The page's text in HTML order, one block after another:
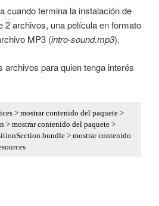
cuando termina la instalación de
2 archivos, una película en formato
MP3 (intro-sound.mp3).
archivos para quien tenga interés
> mostrar contenido del paquete >
> mostrar contenido del paquete >
> mostrar contenido